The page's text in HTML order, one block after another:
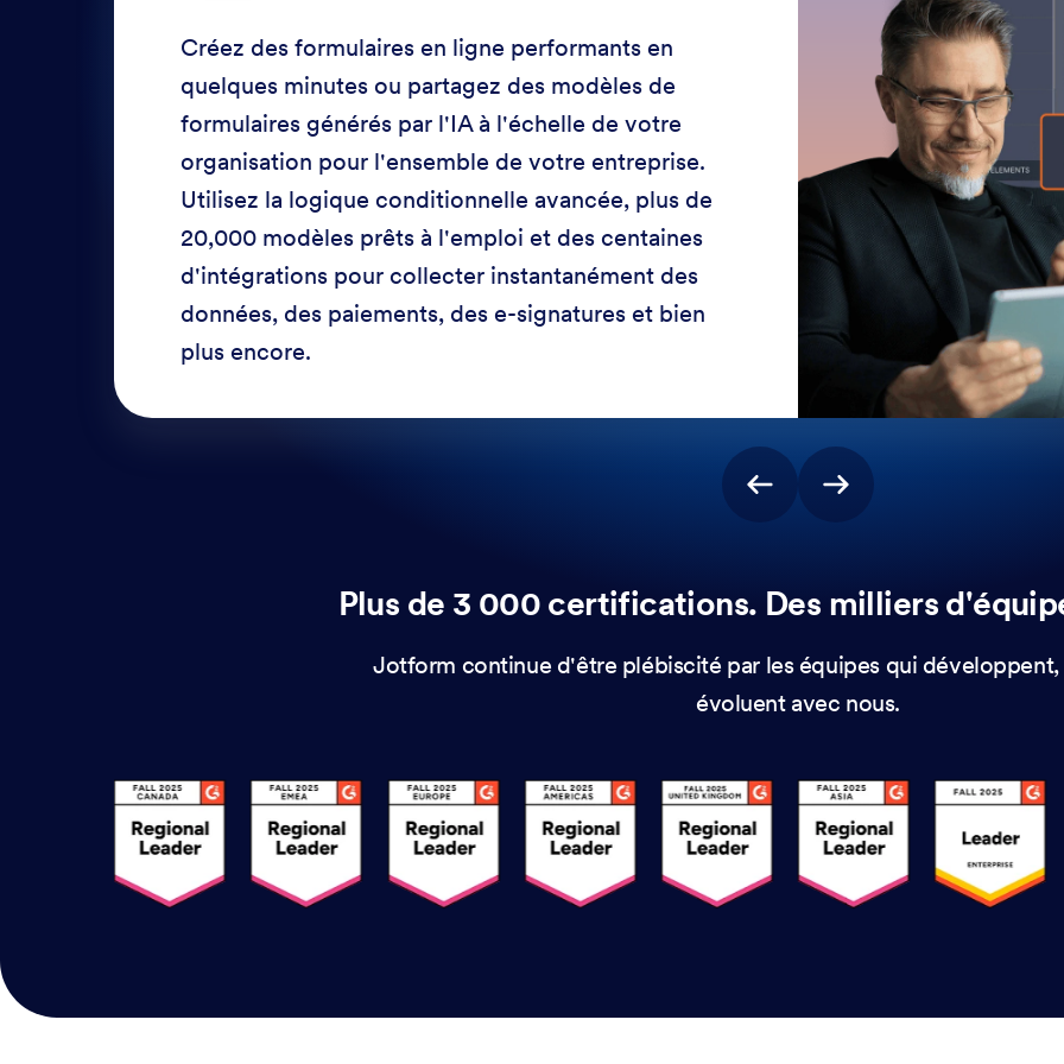
Créez des formulaires en ligne performants en
quelques minutes ou partagez des modèles de
formulaires générés par l'IA à l'échelle de votre
organisation pour l'ensemble de votre entreprise.
Utilisez la logique conditionnelle avancée, plus de
20,000 modèles prêts à l'emploi et des centaines
d'intégrations pour collecter instantanément des
données, des paiements, des e-signatures et bien
plus encore.
Plus de 3 000 certifications. Des milliers
Jotform continue d'être plébiscité par les équipes qui
évoluent avec nous.